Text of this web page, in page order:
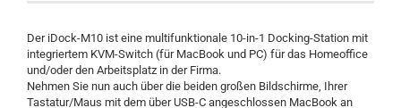
Der iDock-M10 ist eine multifunktionale 10-in-1 Docking-Station mit
integriertem KVM-Switch (für MacBook und PC) für das Homeoffice
und/oder den Arbeitsplatz in der Firma.
Nehmen Sie nun auch über die beiden großen Bildschirme, Ihrer
Tastatur/Maus mit dem über USB-C angeschlossen MacBook an